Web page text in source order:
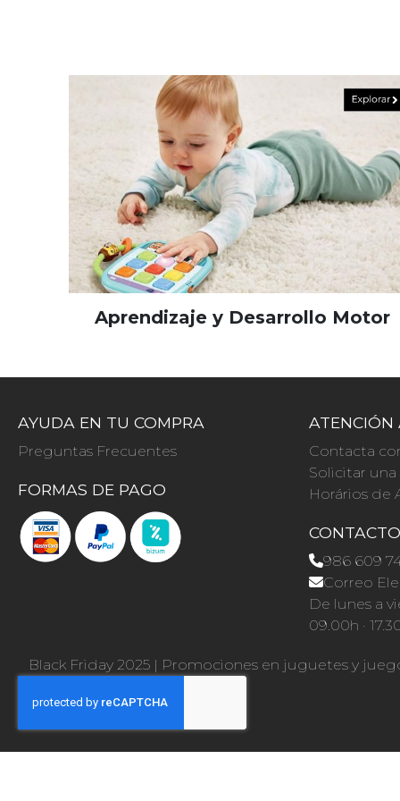
Aprendizaje y Desarrollo Motor
AYUDA EN TU COMPRA
Preguntas Frecuentes
FORMAS DE PAGO
ATENCIÓN
Contacta
Solicitar
Horários de
CONTACTO
986 609
Correo
De lunes a
09.00h ·
Black Friday 2025 | Promociones en juguetes y